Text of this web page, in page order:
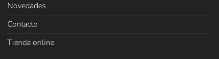
Novedades
Contacto
Tienda online